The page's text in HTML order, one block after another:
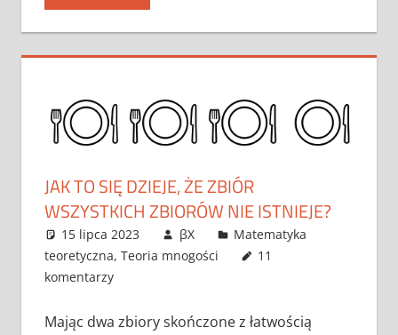
JAK TO SIĘ DZIEJE, ŻE ZBIÓR
WSZYSTKICH ZBIORÓW NIE ISTNIEJE?
15 lipca 2023 βX
Matematyka
teoretyczna, Teoria mnogości
11
komentarzy
Mając dwa zbiory skończone z łatwością